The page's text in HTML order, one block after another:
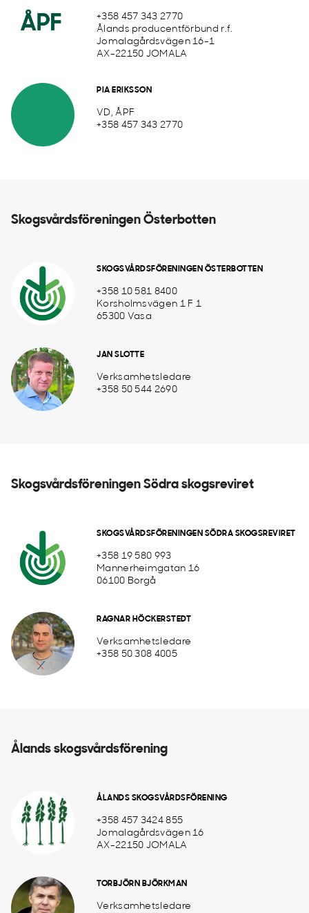
+358 457 343 2770
Ålands producentförbund r.f.
Jomalagårdsvägen 16-1
AX-22150 JOMALA
PIA ERIKSSON
VD, ÅPF
+358 457 343 2770
Skogsvårdsföreningen Österbotten
SKOGSVÅRDSFÖRENINGEN ÖSTERBOTTEN
+358 10 581 8400
Korsholmsvägen 1 F 1
65300 Vasa
JAN SLOTTE
Verksamhetsledare
+358 50 544 2690
Skogsvårdsföreningen Södra skogsreviret
SKOGSVÅRDSFÖRENINGEN SÖDRA SKOGSREVIRET
+358 19 580 993
Mannerheimgatan 16
06100 Borgå
RAGNAR HÖCKERSTEDT
Verksamhetsledare
+358 50 308 4005
Ålands skogsvårdsförening
ÅLANDS SKOGSVÅRDSFÖRENING
+358 457 3424 855
Jomalagårdsvägen 16
AX-22150 JOMALA
TORBJÖRN BJÖRKMAN
Verksamhetsledare